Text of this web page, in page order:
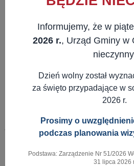
WWW.OBRYTE.PL
Pokaż menu
Informujemy, że w
2026 r., Urząd Gminy w
Dzień wolny został
za święto przypadające w
2026 r.
Prosimy o
podczas planowania
Podstawa: Zarządzenie Nr 51/2026
31 lipca 2026